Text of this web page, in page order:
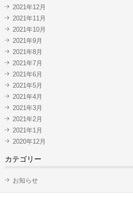
2021年12月
2021年11月
2021年10月
2021年9月
2021年8月
2021年7月
2021年6月
2021年5月
2021年4月
2021年3月
2021年2月
2021年1月
2020年12月
カテゴリー
お知らせ